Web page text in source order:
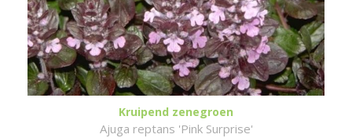
Kruipend zenegroen
Ajuga reptans 'Pink Surprise'